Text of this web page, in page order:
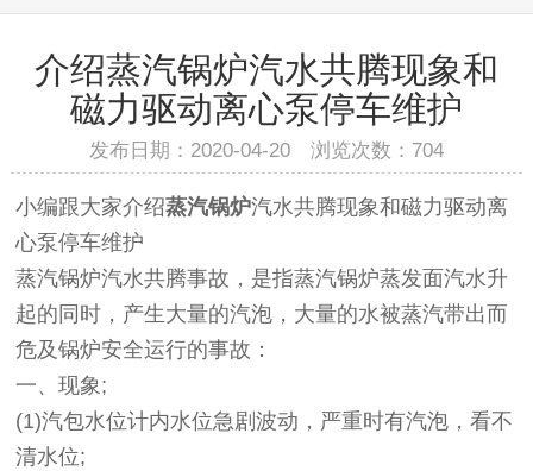
介绍蒸汽锅炉​汽水共腾现象和
磁力驱动离心泵停车维护
发布日期：2020-04-20 浏览次数： 704
小编跟大家介绍蒸汽锅炉汽水共腾现象和磁力驱动离
心泵停车维护
蒸汽锅炉汽水共腾事故，是指蒸汽锅炉蒸发面汽水升
起的同时，产生大量的汽泡，大量的水被蒸汽带出而
危及锅炉安全运行的事故：
一、现象;
(1)汽包水位计内水位急剧波动，严重时有汽泡，看不
清水位;